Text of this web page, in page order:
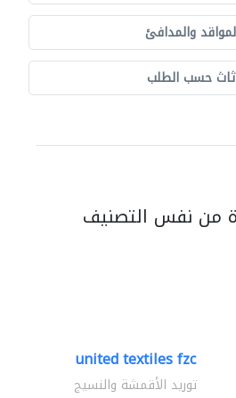
والمدافئ
حسب الطلب
من نفس التصنيف
united textiles fzc
توريد الأقمشة والنسيج